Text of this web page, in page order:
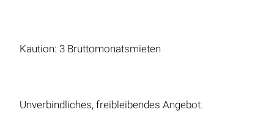
Kaution: 3 Bruttomonatsmieten
Unverbindliches, freibleibendes Angebot.